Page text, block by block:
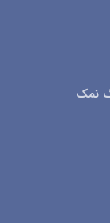
نمک